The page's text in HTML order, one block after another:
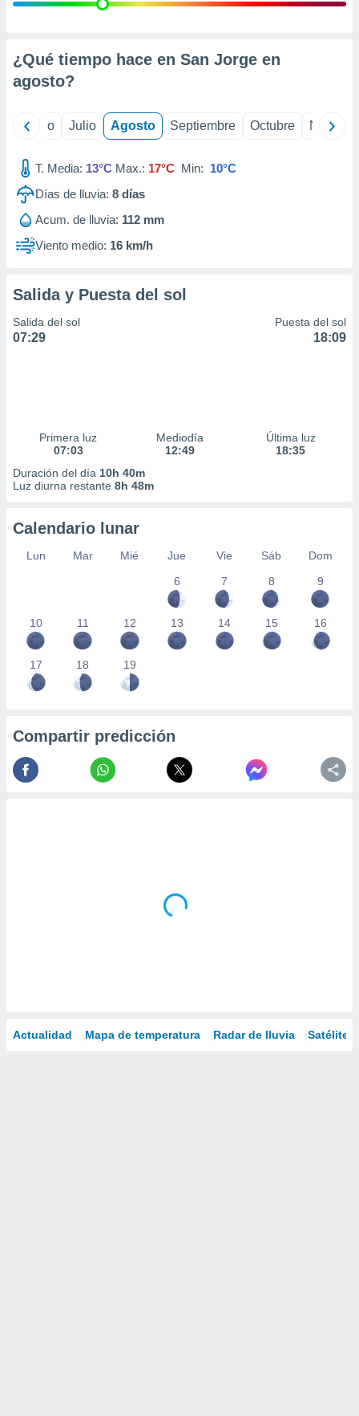
e
mediante
publicidad
de
1199
¿Qué tiempo hace en San Jorge en
agosto?
Junio Julio Agosto Septiembre Octubre
T. Media: 13°C Max.: 17°C Min: 10°C
Días de lluvia: 8 días
Acum. de lluvia: 112 mm
Viento medio: 16 km/h
Salida y Puesta del sol
Salida del sol
07:29
Puesta del sol
18:09
Primera luz
07:03
Mediodía
12:49
Última luz
18:35
Duración del día 10h 40m
Luz diurna restante 8h 48m
Calendario lunar
Lun Mar Mié Jue Vie Sáb
Dom
6
7 8 9
10 11 12 13 14 15 16
17 18 19
Compartir predicción
Actualidad Mapa de temperatura Radar de lluvia Satélites